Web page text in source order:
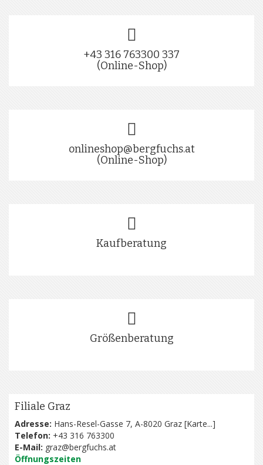
+43 316 763300 337
(Online-Shop)
onlineshop@bergfuchs.at
(Online-Shop)
Kaufberatung
Größenberatung
Filiale Graz
Adresse: Hans-Resel-Gasse 7, A-8020 Graz [Karte...]
Telefon: +43 316 763300
E-Mail: graz@bergfuchs.at
Öffnungszeiten